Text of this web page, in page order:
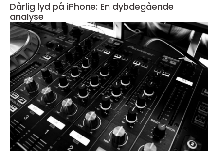
Dårlig lyd på iPhone: En dybdegående
analyse